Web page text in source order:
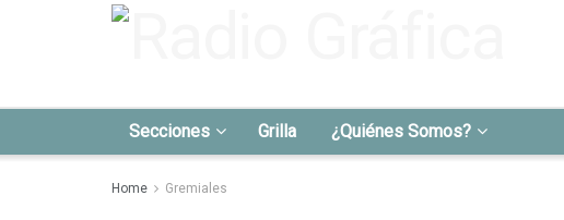
Secciones Grilla ¿Quiénes Somos?
Home Gremiales